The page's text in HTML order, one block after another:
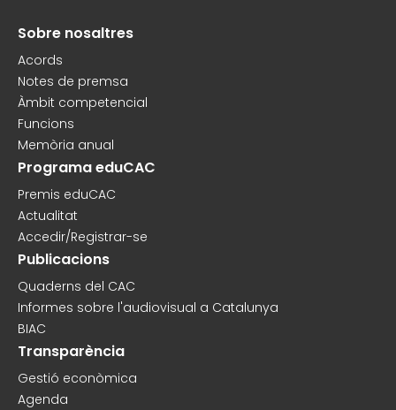
Peu
Sobre nosaltres
Acords
Notes de premsa
Àmbit competencial
Funcions
Memòria anual
Programa eduCAC
Premis eduCAC
Actualitat
Accedir/Registrar-se
Publicacions
Quaderns del CAC
Informes sobre l'audiovisual a Catalunya
BIAC
Transparència
Gestió econòmica
Agenda